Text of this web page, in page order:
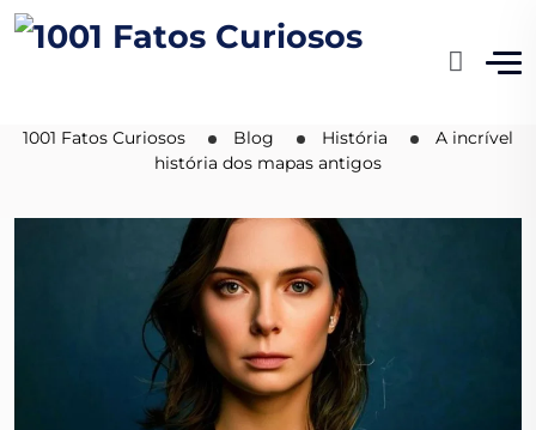
A incrível história dos
1001 Fatos Curiosos Blog História
A incrível
história dos mapas antigos